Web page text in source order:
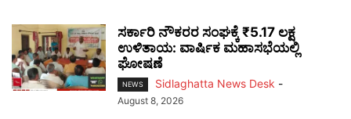
ಸರ್ಕಾರಿ ನೌಕರರ ಸಂಘಕ್ಕೆ ₹5.17 ಲಕ್ಷ
ಉಳಿತಾಯ: ವಾರ್ಷಿಕ ಮಹಾಸಭೆಯಲ್ಲಿ
ಘೋಷಣೆ
NEWS Sidlaghatta News Desk -
August 8, 2026